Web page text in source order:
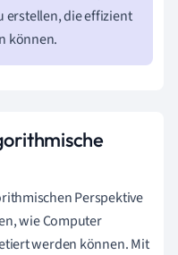
erstellen, die effizient
können.
Perspektive
wie Computer
werden können. Mit